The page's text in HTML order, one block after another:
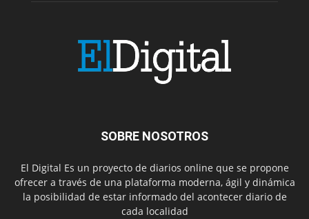
SOBRE NOSOTROS
El Digital Es un proyecto de diarios online que se propone
ofrecer a través de una plataforma moderna, ágil y dinámica
la posibilidad de estar informado del acontecer diario de
cada localidad